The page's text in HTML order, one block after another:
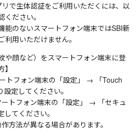
で生体認証をご利用いただくには、以
ださい。
能のないスマートフォン端末ではSBI新
利用いただけません。
や顔など）をスマートフォン端末に登
トフォン端末の「設定」 → 「Touch
定してください。
ートフォン端末の「設定」 → 「セキュ
してください。
方法が異なる場合があります。